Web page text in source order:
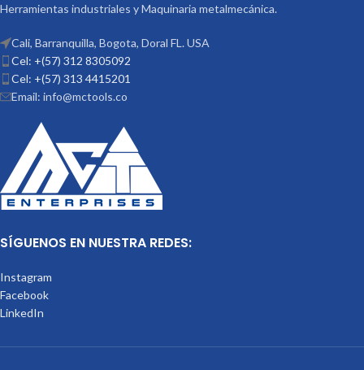
Herramientas industriales y Maquinaria metalmecánica.
Cali, Barranquilla, Bogota, Doral FL. USA
Cel: +(57) 312 8305092
Cel: +(57) 313 4415201
Email: info@mctools.co
SÍGUENOS EN NUESTRA REDES:
Instagram
Facebook
LinkedIn